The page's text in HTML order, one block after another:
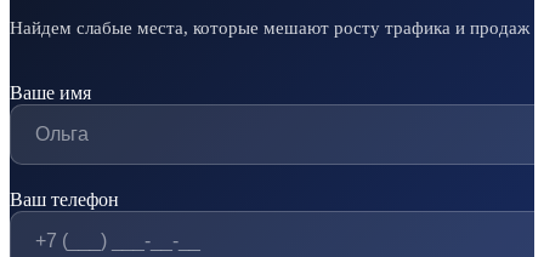
Найдем слабые места, которые мешают росту трафика и продаж
Ваше имя
Ваш телефон